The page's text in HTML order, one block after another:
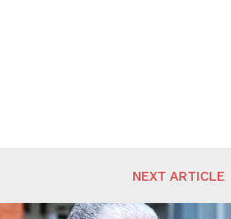
NEXT ARTICLE